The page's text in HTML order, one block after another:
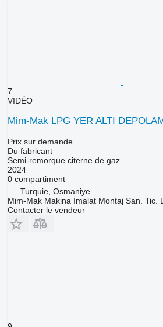
7
VIDÉO
Mim-Mak LPG YER ALTI
Prix sur demande
Du fabricant
Semi-remorque citerne de gaz
2024
0 compartiment
Turquie, Osmaniye
Mim-Mak Makina İmalat Montaj San. Tic.
Contacter le vendeur